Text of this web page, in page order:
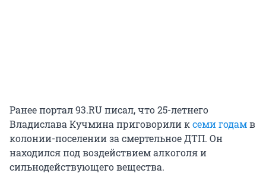
Ранее портал 93.RU писал, что 25-летнего
Владислава Кучмина приговорили ксеми годамв
колонии-поселении за смертельное ДТП. Он
находился под воздействием алкоголя и
сильнодействующего вещества.